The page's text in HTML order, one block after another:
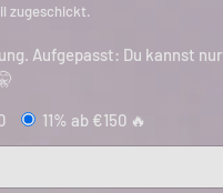
zugeschickt.
Aufgepasst: Du kannst nur
11% ab €150 🔥